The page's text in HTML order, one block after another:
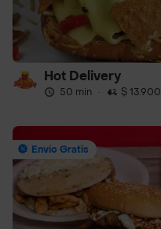
Hot Delivery
50 min · $ 13.900
Envío Gratis